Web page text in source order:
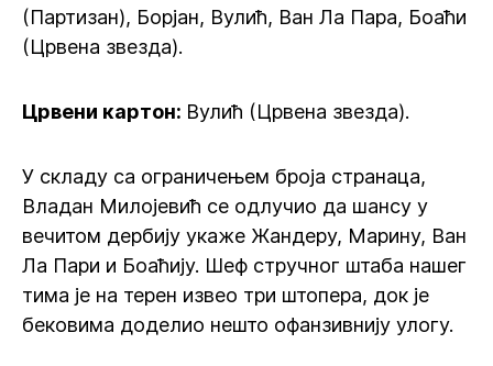
(Партизан), Борјан, Вулић, Ван Ла Пара, Боаћи
(Црвена звезда).
Црвени картон: Вулић (Црвена звезда).
У складу са ограничењем броја странаца,
Владан Милојевић се одлучио да шансу у
вечитом дербију укаже Жандеру, Марину, Ван
Ла Пари и Боаћију. Шеф стручног штаба нашег
тима је на терен извео три штопера, док је
бековима доделио нешто офанзивнију улогу.